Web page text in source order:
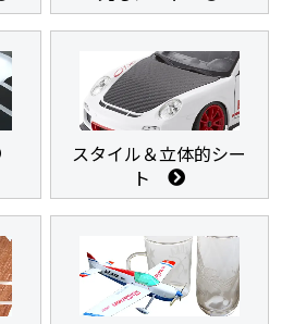
スタイル＆立体的シー
ト